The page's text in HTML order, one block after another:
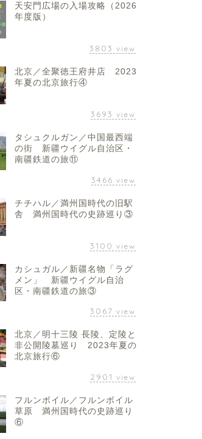
天安門広場の入場攻略（2026
年度版）
3803 view
北京／全聚徳王府井店 2023
年夏の北京旅行④
3693 view
タシュクルガン／中国最西端
の街 新疆ウイグル自治区・
南疆鉄道の旅⑪
3466 view
チチハル／満州国時代の旧駅
舎 満州国時代の史跡巡り③
3100 view
カシュガル／新疆名物「ラグ
メン」 新疆ウイグル自治
区・南疆鉄道の旅③
3067 view
北京／明十三陵 長陵、定陵と
非公開陵墓巡り 2023年夏の
北京旅行⑥
2901 view
フルンボイル／フルンボイル
草原 満州国時代の史跡巡り
⑥